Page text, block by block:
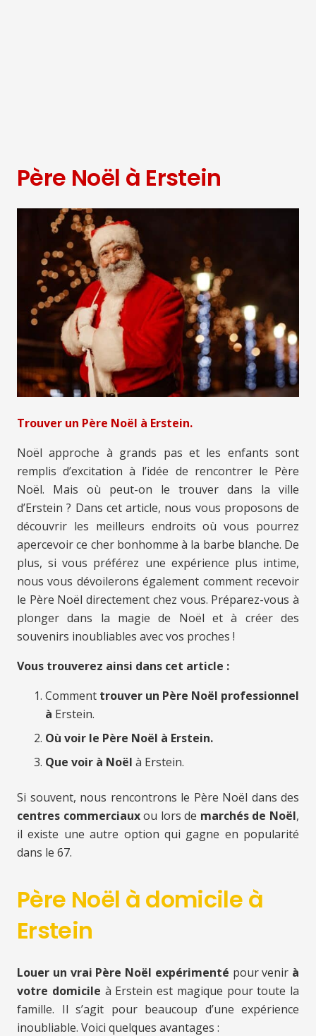
Père Noël à Erstein
Trouver un Père Noël à Erstein.
Noël approche à grands pas et les enfants sont
remplis d’excitation à l’idée de rencontrer le Père
Noël. Mais où peut-on le trouver dans la ville
d’Erstein ? Dans cet article, nous vous proposons de
découvrir les meilleurs endroits où vous pourrez
apercevoir ce cher bonhomme à la barbe blanche. De
plus, si vous préférez une expérience plus intime,
nous vous dévoilerons également comment recevoir
le Père Noël directement chez vous. Préparez-vous à
plonger dans la magie de Noël et à créer des
souvenirs inoubliables avec vos proches !
Vous trouverez ainsi dans cet article :
Comment trouver un Père Noël professionnel
à Erstein.
Où voir le Père Noël à Erstein.
Que voir à Noël à Erstein.
Si souvent, nous rencontrons le Père Noël dans des
centres commerciauxou lors de marchés de Noël,
il existe une autre option qui gagne en popularité
dans le 67.
Père Noël à domicile à
Erstein
Louer un vrai Père Noël expérimenté pour venir à
votre domicile à Erstein est magique pour toute la
famille. Il s’agit pour beaucoup d’une expérience
inoubliable. Voici quelques avantages :